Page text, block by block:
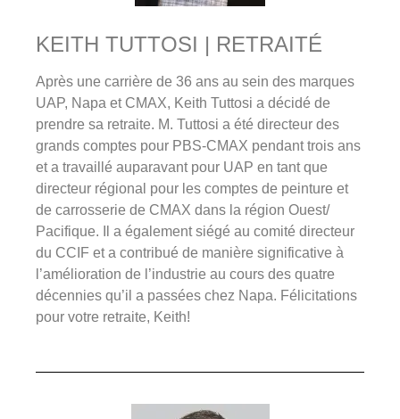
KEITH TUTTOSI | RETRAITÉ
Après une carrière de 36 ans au sein des marques
UAP, Napa et CMAX, Keith Tuttosi a décidé de
prendre sa retraite. M. Tuttosi a été directeur des
grands comptes pour PBS-CMAX pendant trois ans
et a travaillé auparavant pour UAP en tant que
directeur régional pour les comptes de peinture et
de carrosserie de CMAX dans la région Ouest/
Pacifique. Il a également siégé au comité directeur
du CCIF et a contribué de manière significative à
l’amélioration de l’industrie au cours des quatre
décennies qu’il a passées chez Napa. Félicitations
pour votre retraite, Keith!